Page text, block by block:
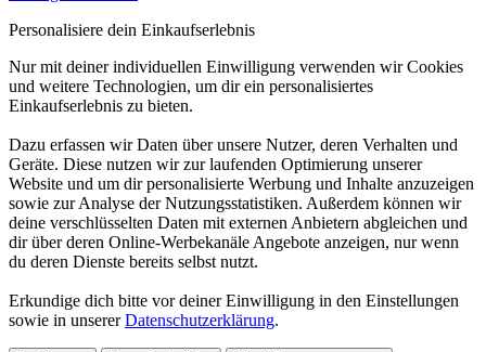
Personalisiere dein Einkaufserlebnis
Nur mit deiner individuellen Einwilligung verwenden wir Cookies
und weitere Technologien, um dir ein personalisiertes
Einkaufserlebnis zu bieten.
Dazu erfassen wir Daten über unsere Nutzer, deren Verhalten und
Geräte. Diese nutzen wir zur laufenden Optimierung unserer
Website und um dir personalisierte Werbung und Inhalte anzuzeigen
sowie zur Analyse der Nutzungsstatistiken. Außerdem können wir
deine verschlüsselten Daten mit externen Anbietern abgleichen und
dir über deren Online-Werbekanäle Angebote anzeigen, nur wenn
du deren Dienste bereits selbst nutzt.
Erkundige dich bitte vor deiner Einwilligung in den Einstellungen
sowie in unsererDatenschutzerklärung.